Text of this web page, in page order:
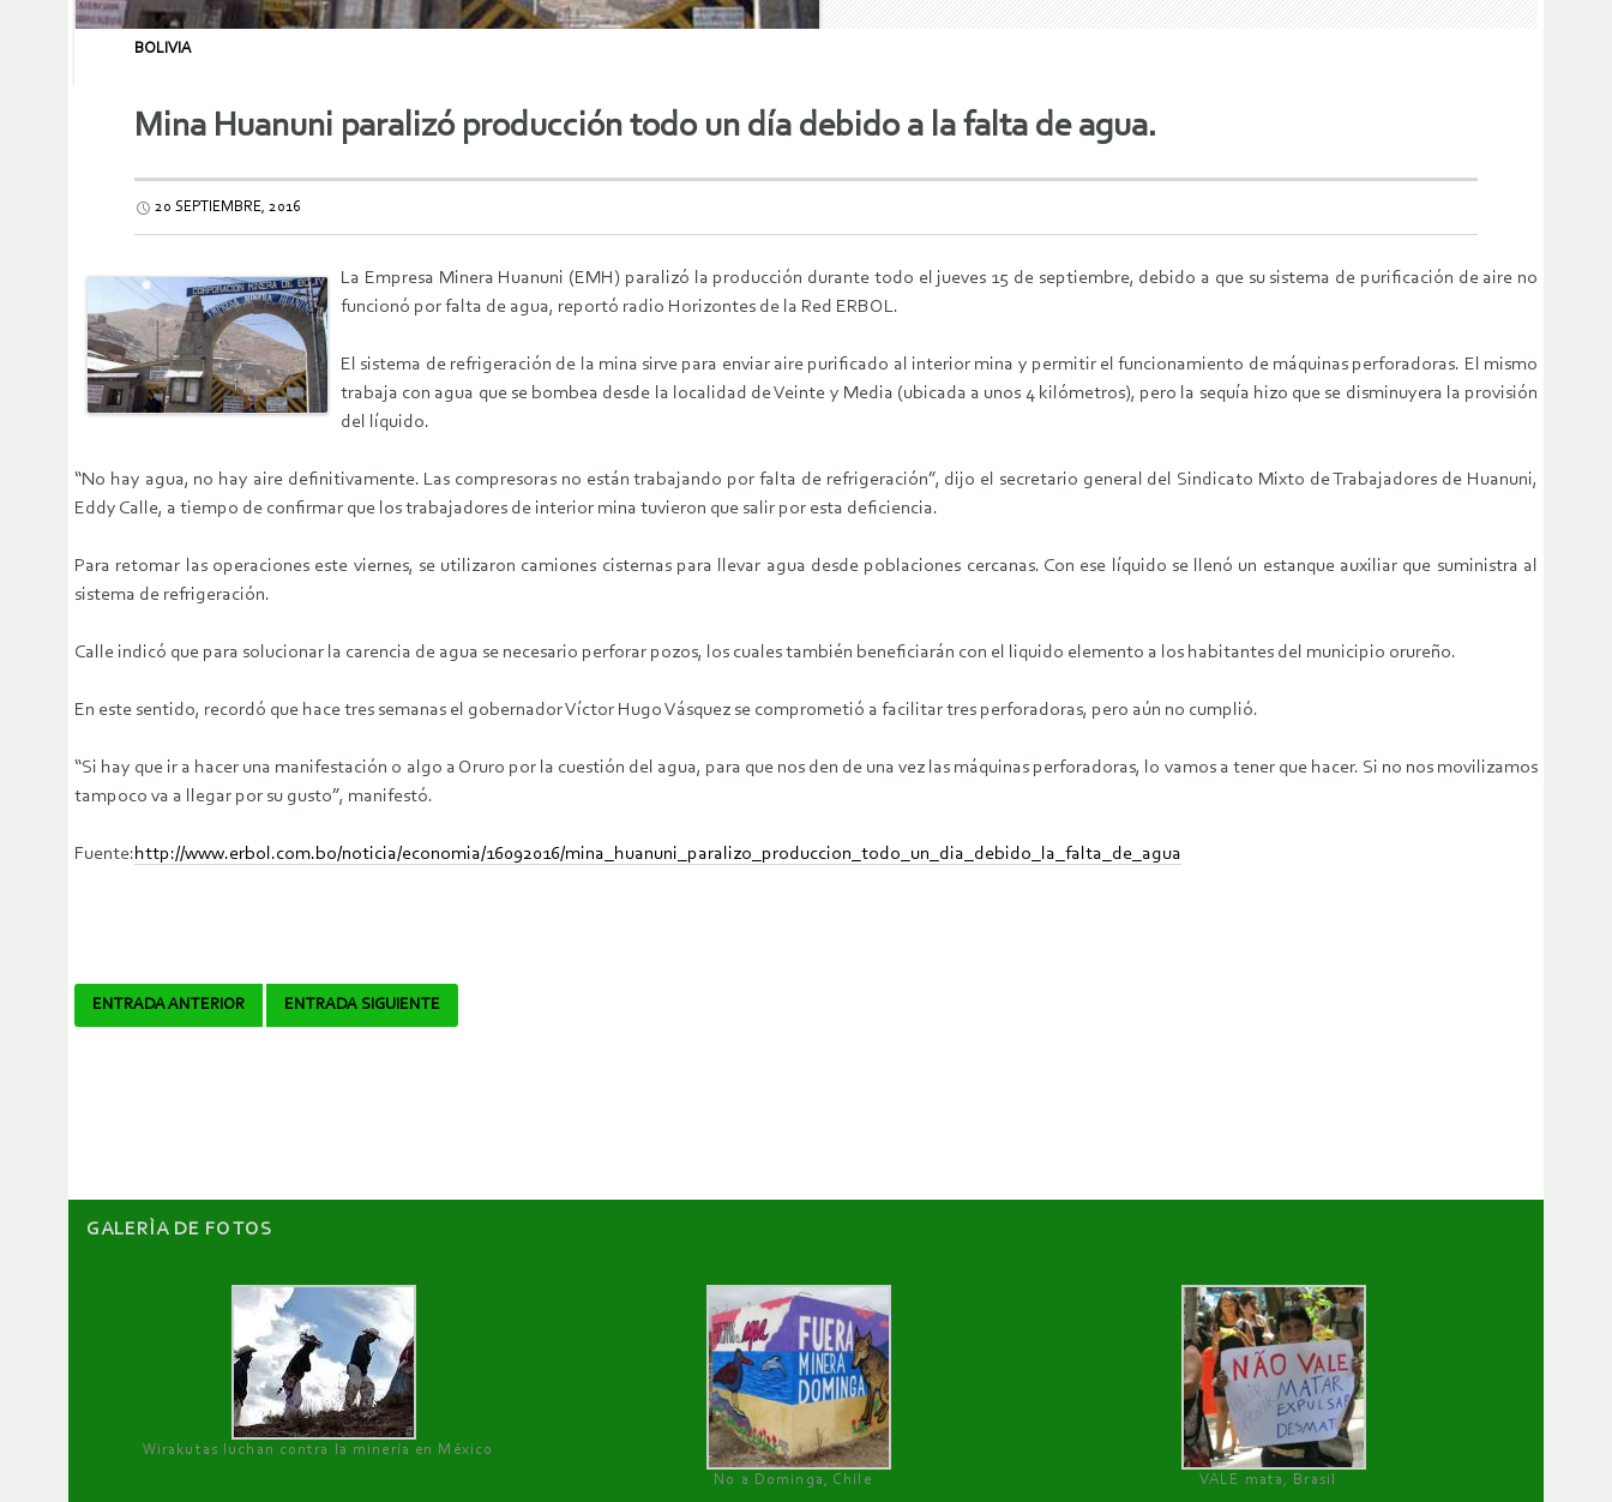
BOLIVIA
Mina Huanuni paralizó producción todo un día debido a la falta de agua.
20 SEPTIEMBRE, 2016
La Empresa Minera Huanuni (EMH) paralizó la producción durante todo el jueves 15 de septiembre, debido a que su sistema de purificación de aire no
funcionó por falta de agua, reportó radio Horizontes de la Red ERBOL.
El sistema de refrigeración de la mina sirve para enviar aire purificado al interior mina y permitir el funcionamiento de máquinas perforadoras. El mismo
trabaja con agua que se bombea desde la localidad de Veinte y Media (ubicada a unos 4 kilómetros), pero la sequía hizo que se disminuyera la provisión
del líquido.
“No hay agua, no hay aire definitivamente. Las compresoras no están trabajando por falta de refrigeración”, dijo el secretario general del Sindicato Mixto de Trabajadores de Huanuni,
Eddy Calle, a tiempo de confirmar que los trabajadores de interior mina tuvieron que salir por esta deficiencia.
Para retomar las operaciones este viernes, se utilizaron camiones cisternas para llevar agua desde poblaciones cercanas. Con ese líquido se llenó un estanque auxiliar que suministra al
sistema de refrigeración.
Calle indicó que para solucionar la carencia de agua se necesario perforar pozos, los cuales también beneficiarán con el liquido elemento a los habitantes del municipio orureño.
En este sentido, recordó que hace tres semanas el gobernador Víctor Hugo Vásquez se comprometió a facilitar tres perforadoras, pero aún no cumplió.
“Si hay que ir a hacer una manifestación o algo a Oruro por la cuestión del agua, para que nos den de una vez las máquinas perforadoras, lo vamos a tener que hacer. Si no nos movilizamos
tampoco va a llegar por su gusto”, manifestó.
Fuente:http://www.erbol.com.bo/noticia/economia/16092016/mina_huanuni_paralizo_produccion_todo_un_dia_debido_la_falta_de_agua
Navegador
ENTRADA ANTERIOR ENTRADA SIGUIENTE
GALERÌA DE FOTOS
Wirakutas luchan contra la minería en México
No a Dominga, Chile
VALE mata, Brasil